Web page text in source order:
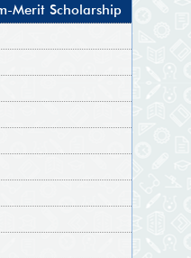
Merit Scholarship